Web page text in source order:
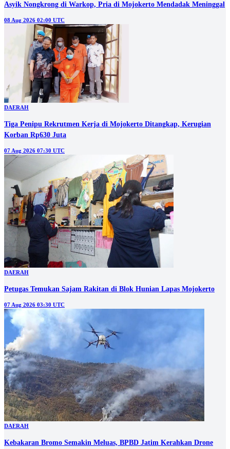
Asyik Nongkrong di Warkop, Pria di Mojokerto Mendadak Meninggal
08 Aug 2026 02:00 UTC
DAERAH
Tiga Penipu Rekrutmen Kerja di Mojokerto Ditangkap, Kerugian
Korban Rp630 Juta
07 Aug 2026 07:30 UTC
DAERAH
Petugas Temukan Sajam Rakitan di Blok Hunian Lapas Mojokerto
07 Aug 2026 03:30 UTC
DAERAH
Kebakaran Bromo Semakin Meluas, BPBD Jatim Kerahkan Drone